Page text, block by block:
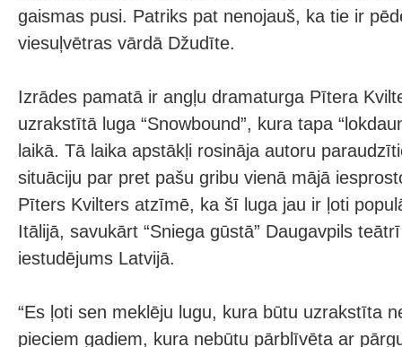
gaismas pusi. Patriks pat nenojauš, ka tie ir
viesuļvētras vārdā Džudīte.
Izrādes pamatā ir angļu dramaturga Pītera
uzrakstītā luga “Snowbound”, kura tapa
laikā. Tā laika apstākļi rosināja autoru
situāciju par pret pašu gribu vienā mājā
Pīters Kvilters atzīmē, ka šī luga jau ir ļoti
Itālijā, savukārt “Sniega gūstā” Daugavpils
iestudējums Latvijā.
“Es ļoti sen meklēju lugu, kura būtu uzrakstīta
pieciem gadiem, kura nebūtu pārblīvēta ar